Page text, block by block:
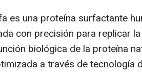
es una proteína surfactante
con precisión para replicar
biológica de la proteína
a través de tecnología